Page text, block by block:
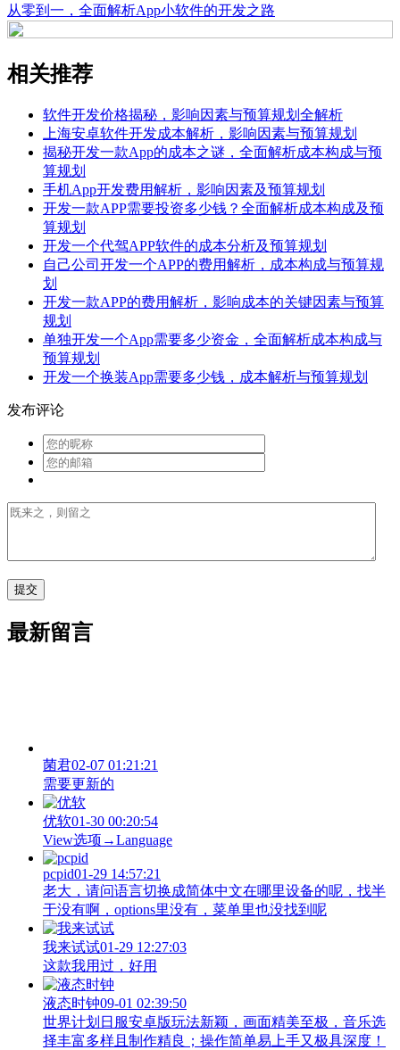
从零到一，全面解析App小软件的开发之路
相关推荐
软件开发价格揭秘，影响因素与预算规划全解析
上海安卓软件开发成本解析，影响因素与预算规划
揭秘开发一款App的成本之谜，全面解析成本构成与预
算规划
手机App开发费用解析，影响因素及预算规划
开发一款APP需要投资多少钱？全面解析成本构成及预
算规划
开发一个代驾APP软件的成本分析及预算规划
自己公司开发一个APP的费用解析，成本构成与预算规
划
开发一款APP的费用解析，影响成本的关键因素与预算
规划
单独开发一个App需要多少资金，全面解析成本构成与
预算规划
开发一个换装App需要多少钱，成本解析与预算规划
发布评论
最新留言
菌君02-07 01:21:21
需要更新的
优软01-30 00:20:54
View‌选项→Language
pcpid01-29 14:57:21
老大，请问语言切换成简体中文在哪里设备的呢，找半
于没有啊，options里没有，菜单里也没找到呢
我来试试01-29 12:27:03
这款我用过，好用
液态时钟09-01 02:39:50
世界计划日服安卓版玩法新颖，画面精美至极，音乐选
择丰富多样且制作精良；操作简单易上手又极具深度！